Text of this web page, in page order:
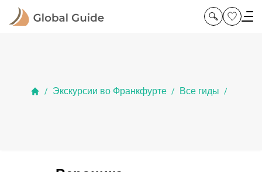
/ Экскурсии во Франкфурте / Все гиды /